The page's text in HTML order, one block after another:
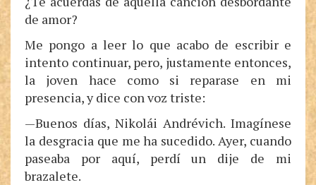
de amor?
Me pongo a leer lo que acabo de escribir e
intento continuar, pero, justamente entonces,
la joven hace como si reparase en mi
presencia, y dice con voz triste:
—Buenos días, Nikolái Andrévich. Imagínese
la desgracia que me ha sucedido. Ayer, cuando
paseaba por aquí, perdí un dije de mi
brazalete.